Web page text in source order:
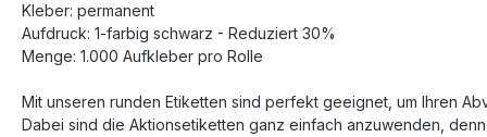
Kleber: permanent
Aufdruck: 1-farbig schwarz - Reduziert 30%
Menge: 1.000 Aufkleber pro Rolle
Mit unseren runden Etiketten sind perfekt geeignet, um Ihren
Dabei sind die Aktionsetiketten ganz einfach anzuwenden,